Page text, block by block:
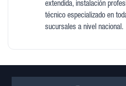
extendida, instalación
técnico especializado en
sucursales a nivel nacional.